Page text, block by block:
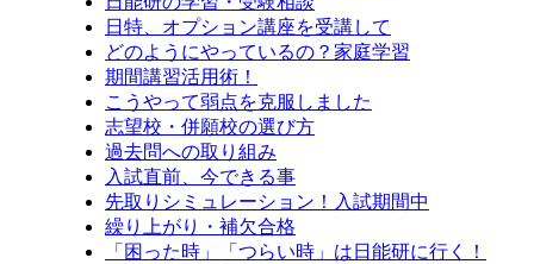
日特、オプション講座を受講して
どのようにやっているの？家庭学習
期間講習活用術！
こうやって弱点を克服しました
志望校・併願校の選び方
過去問への取り組み
入試直前、今できる事
先取りシミュレーション！入試期間中
繰り上がり・補欠合格
「困った時」「つらい時」は日能研に行く！